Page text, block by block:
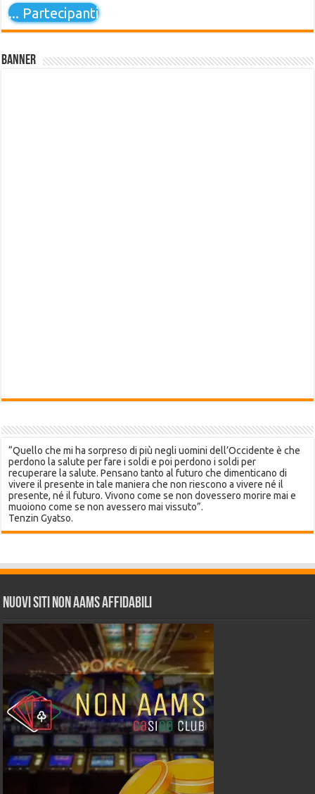
... Partecipanti
Banner
“Quello che mi ha sorpreso di più negli uomini dell’Occidente è che
perdono la salute per fare i soldi e poi perdono i soldi per
recuperare la salute. Pensano tanto al futuro che dimenticano di
vivere il presente in tale maniera che non riescono a vivere né il
presente, né il futuro. Vivono come se non dovessero morire mai e
muoiono come se non avessero mai vissuto”.
Tenzin Gyatso.
Nuovi siti non AAMS affidabili